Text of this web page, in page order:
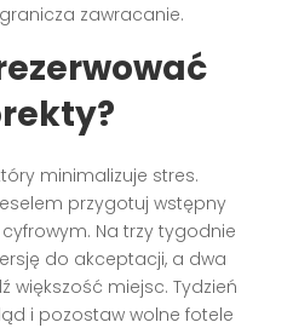
zawracanie.
minimalizuje stres.
przygotuj wstępny
Na trzy tygodnie
do akceptacji, a dwa
większość miejsc. Tydzień
i pozostaw wolne fotele